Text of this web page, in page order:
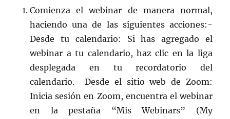
Comienza el webinar de manera normal,
haciendo una de las siguientes acciones:-
Desde tu calendario: Si has agregado el
webinar a tu calendario, haz clic en la liga
desplegada en tu recordatorio del
calendario.- Desde el sitio web de Zoom:
Inicia sesión en Zoom, encuentra el webinar
en la pestaña “Mis Webinars” (My